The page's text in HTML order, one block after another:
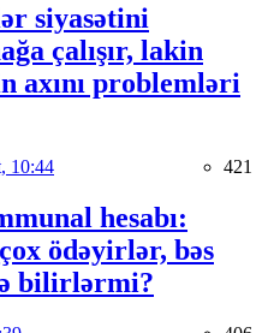
siyasətini
çalışır, lakin
axını problemləri
10:44 421
hesabı:
ödəyirlər, bəs
bilirlərmi?